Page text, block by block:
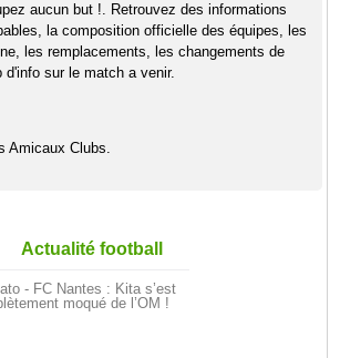
aucun but !. Retrouvez des informations
la composition officielle des équipes, les
les remplacements, les changements de
d'info sur le match a venir.
Amicaux Clubs.
Actualité football
- FC Nantes : Kita s’est
moqué de l’OM !